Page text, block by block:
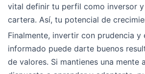
vital definir tu perfil como inversor
cartera. Así, tu potencial de
Finalmente, invertir con prudencia y
informado puede darte buenos
de valores. Si mantienes una mente